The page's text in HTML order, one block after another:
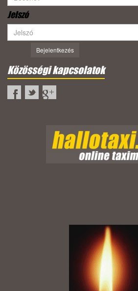
Jelszó
Bejelentkezés
Közösségi kapcsolatok